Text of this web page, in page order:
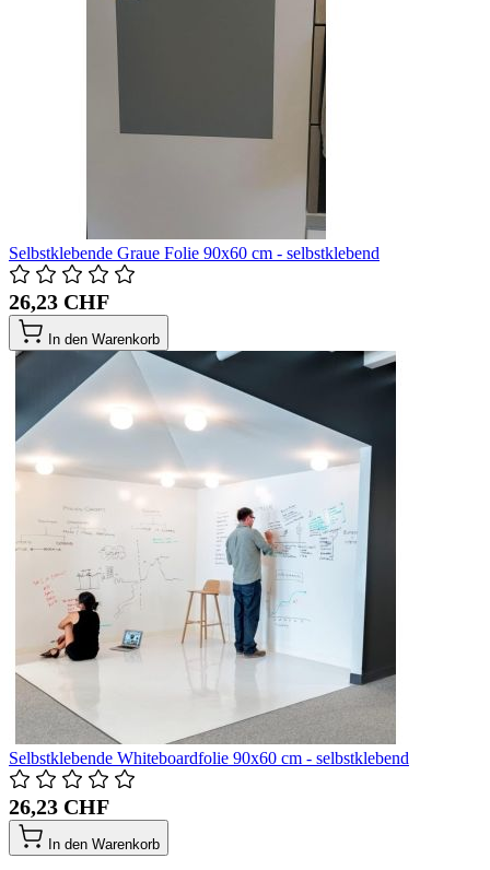
Selbstklebende Graue Folie 90x60 cm - selbstklebend
26,23 CHF
In den Warenkorb
Selbstklebende Whiteboardfolie 90x60 cm - selbstklebend
26,23 CHF
In den Warenkorb